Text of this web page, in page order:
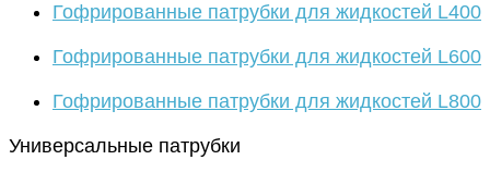
Гофрированные патрубки для жидкостей L400
Гофрированные патрубки для жидкостей L600
Гофрированные патрубки для жидкостей L800
Универсальные патрубки